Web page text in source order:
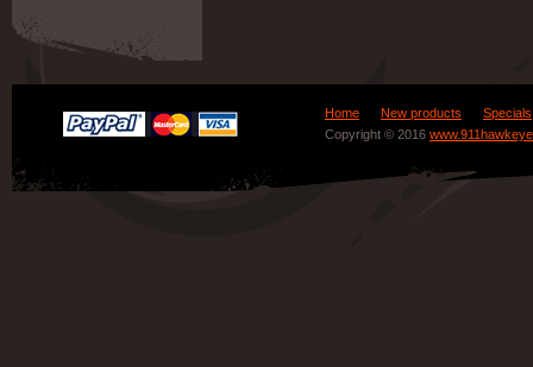
Home New products
Specials
Copyright © 2016